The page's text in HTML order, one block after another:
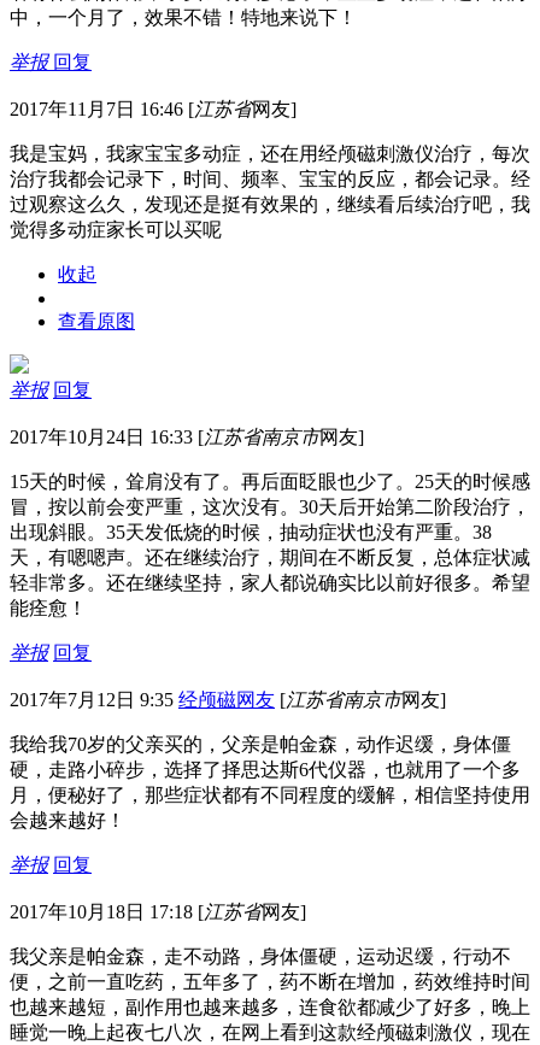
中，一个月了，效果不错！特地来说下！
举报 回复
2017年11月7日 16:46 [江苏省网友]
我是宝妈，我家宝宝多动症，还在用经颅磁刺激仪治疗，每次
治疗我都会记录下，时间、频率、宝宝的反应，都会记录。经
过观察这么久，发现还是挺有效果的，继续看后续治疗吧，我
觉得多动症家长可以买呢
收起
查看原图
举报 回复
2017年10月24日 16:33 [江苏省南京市网友]
15天的时候，耸肩没有了。再后面眨眼也少了。25天的时候感
冒，按以前会变严重，这次没有。30天后开始第二阶段治疗，
出现斜眼。35天发低烧的时候，抽动症状也没有严重。38
天，有嗯嗯声。还在继续治疗，期间在不断反复，总体症状减
轻非常多。还在继续坚持，家人都说确实比以前好很多。希望
能痊愈！
举报 回复
2017年7月12日 9:35 经颅磁网友 [江苏省南京市网友]
我给我70岁的父亲买的，父亲是帕金森，动作迟缓，身体僵
硬，走路小碎步，选择了择思达斯6代仪器，也就用了一个多
月，便秘好了，那些症状都有不同程度的缓解，相信坚持使用
会越来越好！
举报 回复
2017年10月18日 17:18 [江苏省网友]
我父亲是帕金森，走不动路，身体僵硬，运动迟缓，行动不
便，之前一直吃药，五年多了，药不断在增加，药效维持时间
也越来越短，副作用也越来越多，连食欲都减少了好多，晚上
睡觉一晚上起夜七八次，在网上看到这款经颅磁刺激仪，现在